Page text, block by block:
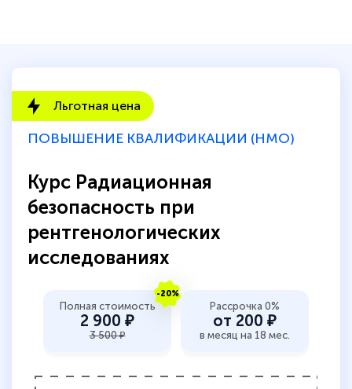
Льготная цена
ПОВЫШЕНИЕ КВАЛИФИКАЦИИ (НМО)
Курс Радиационная
безопасность при
рентгенологических
исследованиях
-20%
Полная стоимость
2 900 ₽
3 500 ₽
Рассрочка 0%
от 200 ₽
в месяц на 18 мес.